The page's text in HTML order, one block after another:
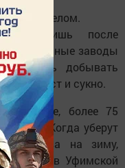
делом.
Лишь после
красильные заводы
добывать
холст и сукно.
селе, более 75
Когда уберут
дрова на зиму,
в Уфимской